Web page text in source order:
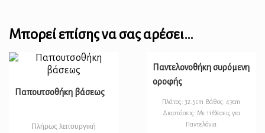
Μπορεί επίσης να σας αρέσει…
Παπουτσοθήκη βάσεως
Πλήρως λειτουργική
Παντελονοθήκη συρόμενη
οροφής
Πλάτος: 32.5cm Βάθος: 47cm
Διαστάσεις: Με 11 Θέσεις για
Παντελόνια